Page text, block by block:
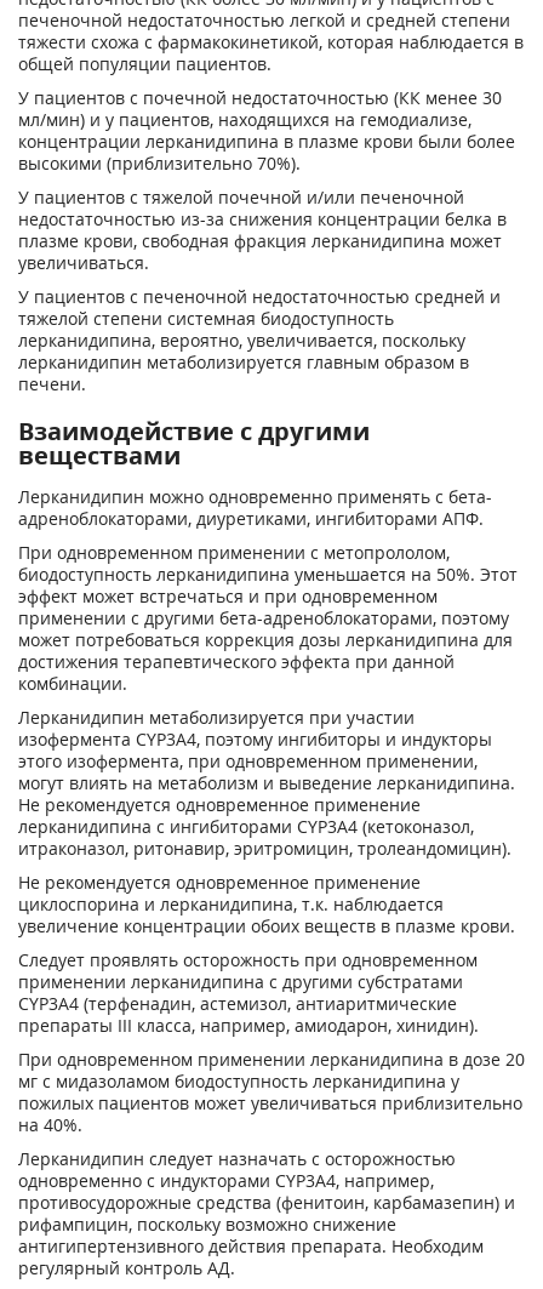
печеночной недостаточностью легкой и средней степени
тяжести схожа с фармакокинетикой, которая наблюдается в
общей популяции пациентов.
У пациентов с почечной недостаточностью (КК менее 30
мл/мин) и у пациентов, находящихся на гемодиализе,
концентрации лерканидипина в плазме крови были более
высокими (приблизительно 70%).
У пациентов с тяжелой почечной и/или печеночной
недостаточностью из-за снижения концентрации белка в
плазме крови, свободная фракция лерканидипина может
увеличиваться.
У пациентов с печеночной недостаточностью средней и
тяжелой степени системная биодоступность
лерканидипина, вероятно, увеличивается, поскольку
лерканидипин метаболизируется главным образом в
печени.
Взаимодействие с другими
веществами
Лерканидипин можно одновременно применять с бета-
адреноблокаторами, диуретиками, ингибиторами АПФ.
При одновременном применении с метопрололом,
биодоступность лерканидипина уменьшается на 50%. Этот
эффект может встречаться и при одновременном
применении с другими бета-адреноблокаторами, поэтому
может потребоваться коррекция дозы лерканидипина для
достижения терапевтического эффекта при данной
комбинации.
Лерканидипин метаболизируется при участии
изофермента CYP3A4, поэтому ингибиторы и индукторы
этого изофермента, при одновременном применении,
могут влиять на метаболизм и выведение лерканидипина.
Не рекомендуется одновременное применение
лерканидипина с ингибиторами CYP3A4 (кетоконазол,
итраконазол, ритонавир, эритромицин, тролеандомицин).
Не рекомендуется одновременное применение
циклоспорина и лерканидипина, т.к. наблюдается
увеличение концентрации обоих веществ в плазме крови.
Следует проявлять осторожность при одновременном
применении лерканидипина с другими субстратами
CYP3A4 (терфенадин, астемизол, антиаритмические
препараты III класса, например, амиодарон, хинидин).
При одновременном применении лерканидипина в дозе 20
мг с мидазоламом биодоступность лерканидипина у
пожилых пациентов может увеличиваться приблизительно
на 40%.
Лерканидипин следует назначать с осторожностью
одновременно с индукторами CYP3A4, например,
противосудорожные средства (фенитоин, карбамазепин) и
рифампицин, поскольку возможно снижение
антигипертензивного действия препарата. Необходим
регулярный контроль АД.